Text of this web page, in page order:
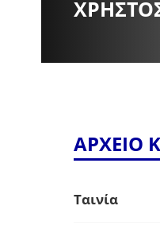
ΑΡΧΕΙΟ
Ταινία